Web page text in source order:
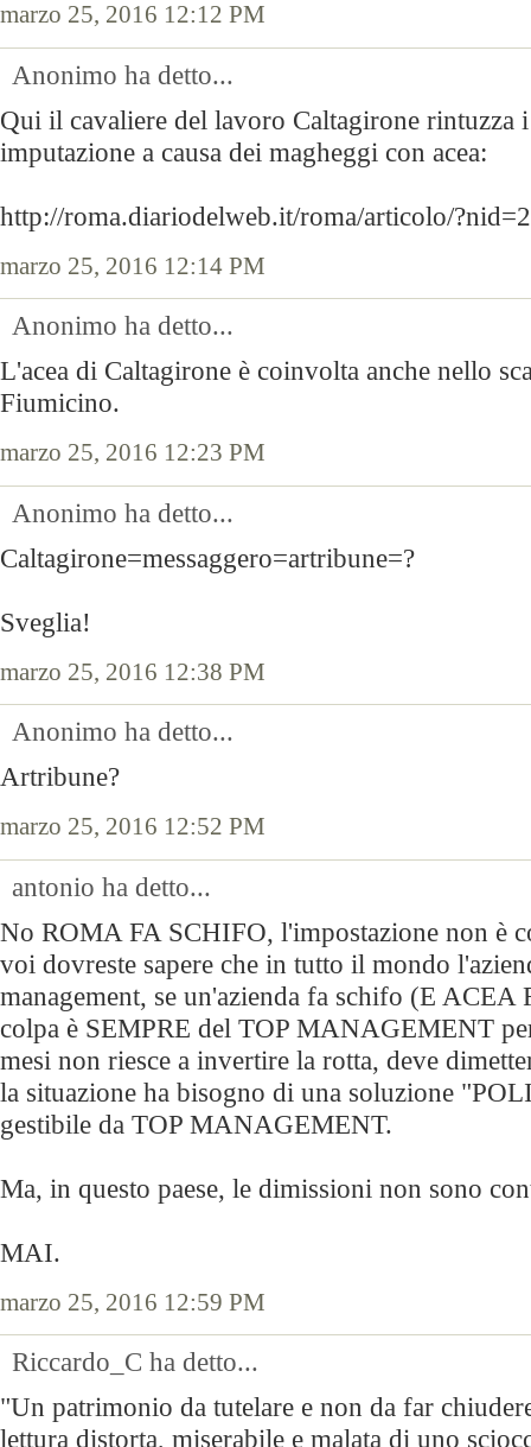
marzo 25, 2016 12:12 PM
Anonimo ha detto...
Qui il cavaliere del lavoro Caltagirone rintuzza
imputazione a causa dei magheggi con acea:
http://roma.diariodelweb.it/roma/articolo/
marzo 25, 2016 12:14 PM
Anonimo ha detto...
L'acea di Caltagirone è coinvolta anche nello
Fiumicino.
marzo 25, 2016 12:23 PM
Anonimo ha detto...
Caltagirone=messaggero=artribune=?
Sveglia!
marzo 25, 2016 12:38 PM
Anonimo ha detto...
Artribune?
marzo 25, 2016 12:52 PM
antonio ha detto...
No ROMA FA SCHIFO, l'impostazione non è
voi dovreste sapere che in tutto il mondo
management, se un'azienda fa schifo (E ACEA
colpa è SEMPRE del TOP MANAGEMENT
mesi non riesce a invertire la rotta, deve
la situazione ha bisogno di una soluzione
gestibile da TOP MANAGEMENT.
Ma, in questo paese, le dimissioni non sono
MAI.
marzo 25, 2016 12:59 PM
Riccardo_C ha detto...
"Un patrimonio da tutelare e non da far
lettura distorta, miserabile e malata di uno